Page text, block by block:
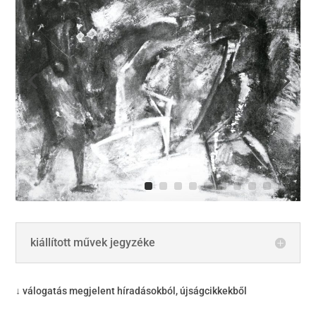
kiállított művek jegyzéke
↓ válogatás megjelent híradásokból, újságcikkekből